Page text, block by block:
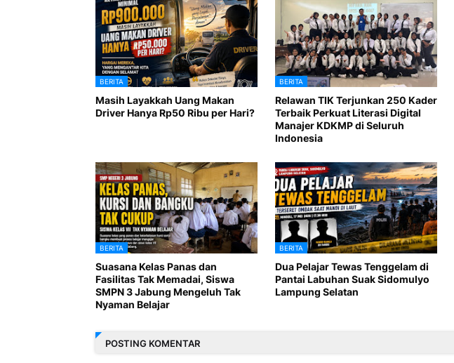
BERITA
Masih Layakkah Uang Makan
Driver Hanya Rp50 Ribu per Hari?
BERITA
Relawan TIK Terjunkan 250 Kader
Terbaik Perkuat Literasi Digital
Manajer KDKMP di Seluruh
Indonesia
BERITA
Suasana Kelas Panas dan
Fasilitas Tak Memadai, Siswa
SMPN 3 Jabung Mengeluh Tak
Nyaman Belajar
BERITA
Dua Pelajar Tewas Tenggelam di
Pantai Labuhan Suak Sidomulyo
Lampung Selatan
POSTING KOMENTAR